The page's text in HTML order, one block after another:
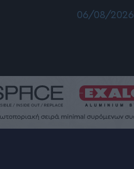
06/08/2026